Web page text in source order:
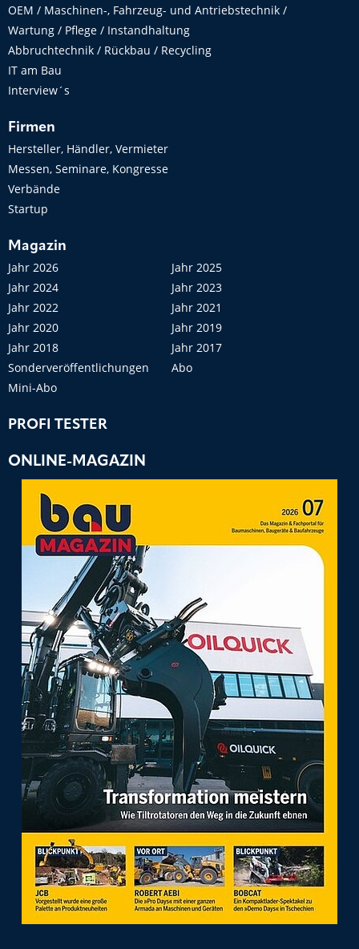
OEM / Maschinen-, Fahrzeug- und Antriebstechnik /
Wartung / Pflege / Instandhaltung
Abbruchtechnik / Rückbau / Recycling
IT am Bau
Interview´s
Firmen
Hersteller, Händler, Vermieter
Messen, Seminare, Kongresse
Verbände
Startup
Magazin
Jahr 2026
Jahr 2025
Jahr 2024
Jahr 2023
Jahr 2022
Jahr 2021
Jahr 2020
Jahr 2019
Jahr 2018
Jahr 2017
Sonderveröffentlichungen
Abo
Mini-Abo
PROFI TESTER
ONLINE-MAGAZIN